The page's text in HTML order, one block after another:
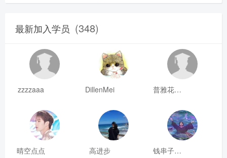
最新加入学员 (348)
zzzzaaa DillenMei 普雅花qya
晴空点点 高进步 钱串子123